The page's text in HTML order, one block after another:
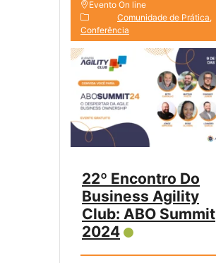
Evento On line
Comunidade de Prática
Conferência
22º Encontro Do
Business Agility
Club: ABO Summit
2024